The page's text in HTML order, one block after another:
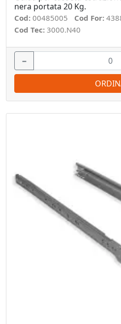
nera portata 20 Kg.
Cod: 00485005 Cod For:
Cod Tec: 3000.N40
−